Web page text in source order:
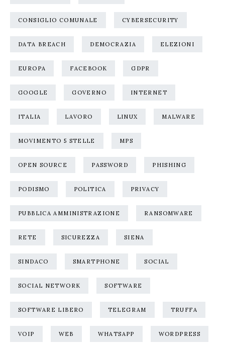
CONSIGLIO COMUNALE CYBERSECURITY
DATA BREACH DEMOCRAZIA ELEZIONI
EUROPA FACEBOOK GDPR
GOOGLE GOVERNO INTERNET
ITALIA LAVORO LINUX MALWARE
MOVIMENTO 5 STELLE MPS
OPEN SOURCE PASSWORD PHISHING
PODISMO POLITICA PRIVACY
PUBBLICA AMMINISTRAZIONE RANSOMWARE
RETE SICUREZZA SIENA
SINDACO SMARTPHONE SOCIAL
SOCIAL NETWORK SOFTWARE
SOFTWARE LIBERO TELEGRAM TRUFFA
VOIP WEB WHATSAPP WORDPRESS